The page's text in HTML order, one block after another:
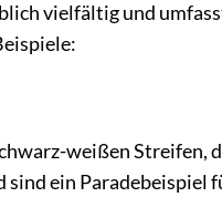
vielfältig und
weißen Streifen,
ein Paradebeispiel